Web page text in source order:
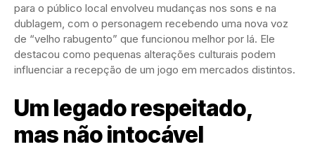
para o público local envolveu mudanças nos sons e na
dublagem, com o personagem recebendo uma nova voz
de “velho rabugento” que funcionou melhor por lá. Ele
destacou como pequenas alterações culturais podem
influenciar a recepção de um jogo em mercados distintos.
Um legado respeitado,
mas não intocável